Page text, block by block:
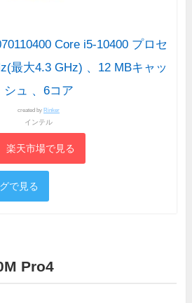
Core i5-10400 プロセ
最大4.3 GHz) 、12 MBキャッ
シュ 、6コア
created by Rinker
インテル
楽天市場で見る
で見る
Pro4